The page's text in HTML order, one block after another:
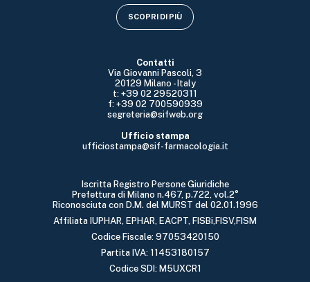
Contatti
Via Giovanni Pascoli, 3
20129 Milano - Italy
t: +39 02 29520311
f: +39 02 700590939
segreteria@sifweb.org
Ufficio stampa
ufficiostampa@sif-farmacologia.it
Iscritta Registro Persone Giuridiche
Prefettura di Milano n.467, p.722, vol.2°
Riconosciuta con D.M. del MURST del 02.01.1996
Affiliata IUPHAR, EPHAR, EACPT, FISBi,FISV,FISM
Codice Fiscale: 97053420150
Partita IVA: 11453180157
Codice SDI: M5UXCR1
SCOPRI DI PIÙ